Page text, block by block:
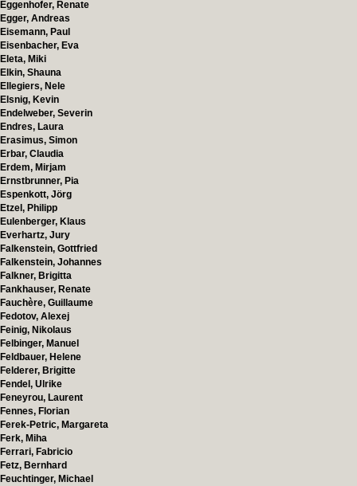
Eggenhofer, Renate
Egger, Andreas
Eisemann, Paul
Eisenbacher, Eva
Eleta, Miki
Elkin, Shauna
Ellegiers, Nele
Elsnig, Kevin
Endelweber, Severin
Endres, Laura
Erasimus, Simon
Erbar, Claudia
Erdem, Mirjam
Ernstbrunner, Pia
Espenkott, Jörg
Etzel, Philipp
Eulenberger, Klaus
Everhartz, Jury
Falkenstein, Gottfried
Falkenstein, Johannes
Falkner, Brigitta
Fankhauser, Renate
Fauchère, Guillaume
Fedotov, Alexej
Feinig, Nikolaus
Felbinger, Manuel
Feldbauer, Helene
Felderer, Brigitte
Fendel, Ulrike
Feneyrou, Laurent
Fennes, Florian
Ferek-Petric, Margareta
Ferk, Miha
Ferrari, Fabricio
Fetz, Bernhard
Feuchtinger, Michael